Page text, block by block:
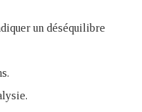
un déséquilibre